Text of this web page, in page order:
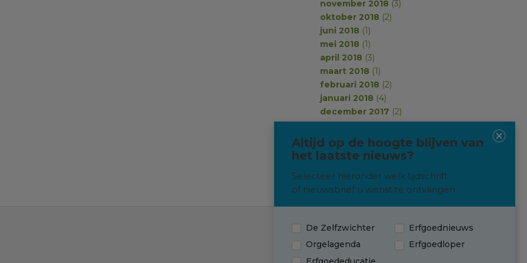
november 2018 (3)
oktober 2018 (2)
juni 2018 (1)
mei 2018 (1)
april 2018 (3)
maart 2018 (1)
februari 2018 (2)
januari 2018 (4)
december 2017 (2)
november 2017(2)
oktober 2017(1)
september 2017(2)
Contact
Altijd op de hoogte blijven van
het laatste nieuws?
Selecteer hieronder welk tijdschrift
of nieuwsbrief u wenst te ontvangen
De Zelfzwichter
Erfgoednieuws
Orgelagenda
Erfgoedloper